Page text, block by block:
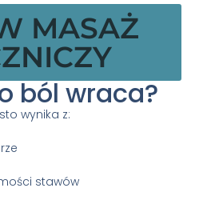
MASAŻ
ból wraca?
wynika z:
stawów